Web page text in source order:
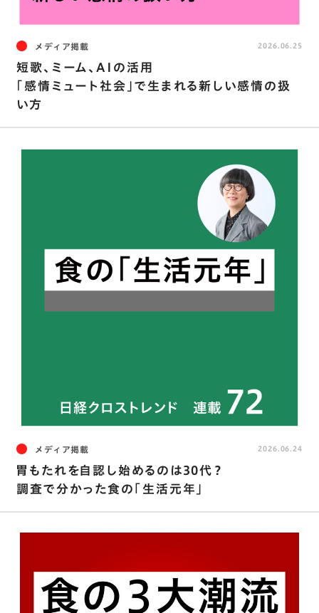
メディア掲載
短歌、ミーム、AIの活用
｢感情ミュート社会｣で生まれる新しい感情の扱
い方
2026.06.25
メディア掲載
胃もたれを自認し始めるのは30代？
調査で分かった食の「生活元年」
2026.06.24